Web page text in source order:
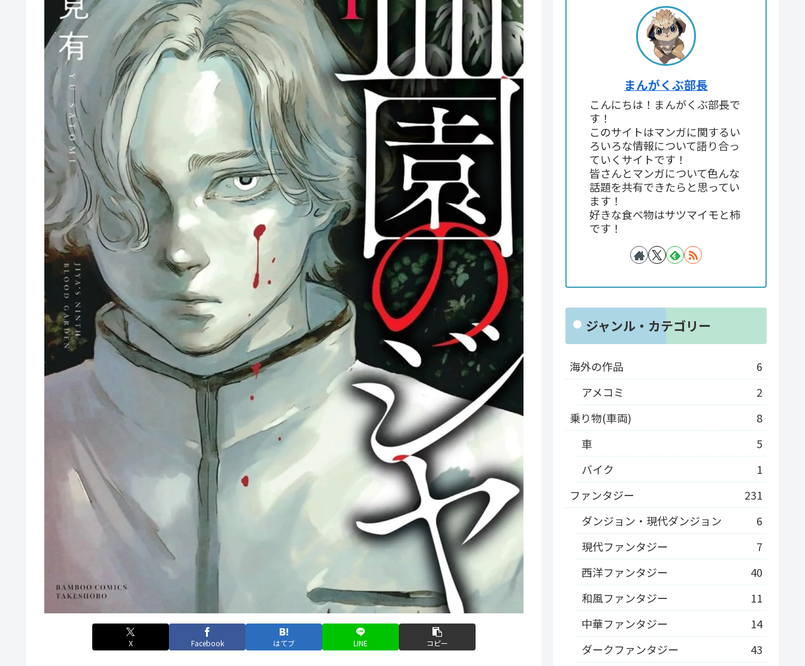
X Facebook はてブ LINE コピー
まんがくぶ部長
こんにちは！まんがくぶ部長で
す！
このサイトはマンガに関するい
ろいろな情報について語り合っ
ていくサイトです！
皆さんとマンガについて色んな
話題を共有できたらと思ってい
ます！
好きな食べ物はサツマイモと柿
です！
ジャンル・カテゴリー
海外の作品
6
アメコミ
2
乗り物(車両)
8
車
5
バイク
1
ファンタジー
231
ダンジョン・現代ダンジョン
6
現代ファンタジー
7
西洋ファンタジー
40
和風ファンタジー
11
中華ファンタジー
14
ダークファンタジー
43